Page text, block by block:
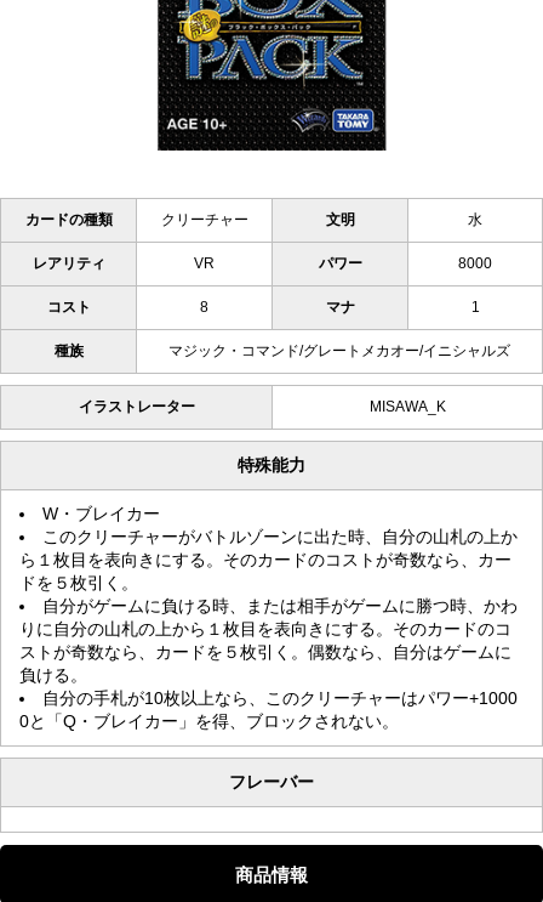
カードの種類 クリーチャー 文明 水
レアリティ VR パワー 8000
コスト 8 マナ 1
種族 マジック・コマンド/グレートメカオー/イニシャルズ
イラストレーター MISAWA_K
特殊能力
W・ブレイカー
このクリーチャーがバトルゾーンに出た時、自分の山札の上か
ら１枚目を表向きにする。そのカードのコストが奇数なら、カー
ドを５枚引く。
自分がゲームに負ける時、または相手がゲームに勝つ時、かわ
りに自分の山札の上から１枚目を表向きにする。そのカードのコ
ストが奇数なら、カードを５枚引く。偶数なら、自分はゲームに
負ける。
自分の手札が10枚以上なら、このクリーチャーはパワー+1000
0と「Q・ブレイカー」を得、ブロックされない。
フレーバー
商品情報